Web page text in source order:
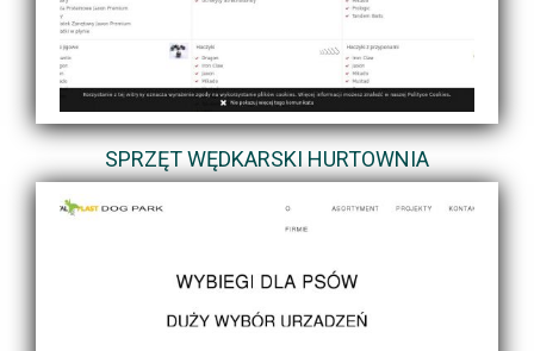
SPRZĘT WĘDKARSKI HURTOWNIA